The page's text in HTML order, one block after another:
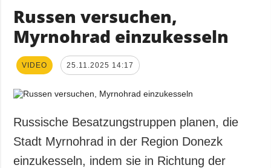
Russen versuchen,
Myrnohrad einzukesseln
VIDEO 25.11.2025 14:17
Russische Besatzungstruppen planen, die
Stadt Myrnohrad in der Region Donezk
einzukesseln, indem sie in Richtung der